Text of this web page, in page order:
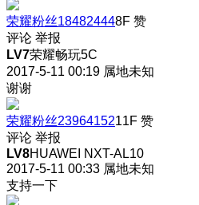
荣耀粉丝184824448F 赞
评论 举报
LV7荣耀畅玩5C
2017-5-11 00:19 属地未知
谢谢
荣耀粉丝2396415211F 赞
评论 举报
LV8HUAWEI NXT-AL10
2017-5-11 00:33 属地未知
支持一下